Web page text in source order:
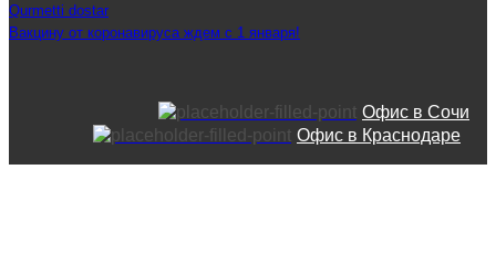
Qurmetti dostar
Вакцину от коронавируса ждем с 1 января!
Офис в Сочи
Офис в Краснодаре